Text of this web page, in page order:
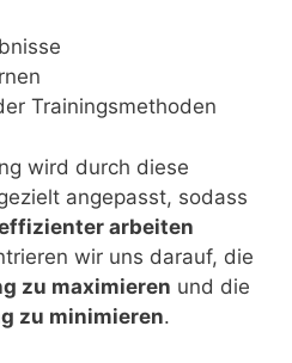
Trainingsmethoden
wird durch diese
angepasst, sodass
arbeiten
wir uns darauf, die
zu maximieren und die
zu minimieren.